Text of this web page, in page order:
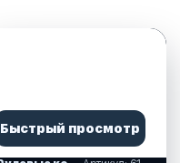
Быстрый просмотр